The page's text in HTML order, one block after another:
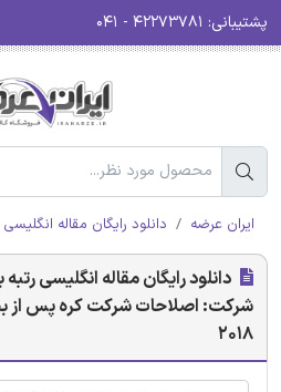
پشتیبانی:
ایران عرضه دانلود رایگان مقاله
دانلود رایگان مقاله انگلیسی
شرکت: اصلاحات شرکت کره پس از
2018